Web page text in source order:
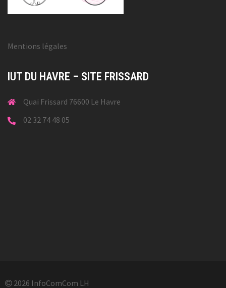
Mentions légales
IUT DU HAVRE – SITE FRISSARD
Quai Frissard 76600 Le Havre
02 32 74 48 05
2026 InfoComCom LH